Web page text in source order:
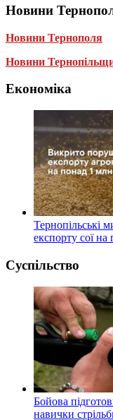
Новини
Новини Тернополя
Новини
Економіка
Тернопільські
експорту сої
Суспільство
Бойова
навички